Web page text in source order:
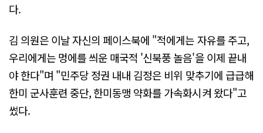
다.
김 의원은 이날 자신의 페이스북에 "적에게는 자유를 주고,
우리에게는 멍에를 씌운 매국적 '신북풍 놀음'을 이제 끝내
야 한다"며 "민주당 정권 내내 김정은 비위 맞추기에 급급해
한미 군사훈련 중단, 한미동맹 약화를 가속화시켜 왔다"고
썼다.